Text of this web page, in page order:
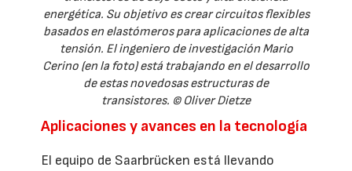
energética. Su objetivo es crear circuitos flexibles
basados en elastómeros para aplicaciones de alta
tensión. El ingeniero de investigación Mario
Cerino (en la foto) está trabajando en el desarrollo
de estas novedosas estructuras de
transistores. © Oliver Dietze
Aplicaciones y avances en la tecnología
El equipo de Saarbrücken está llevando